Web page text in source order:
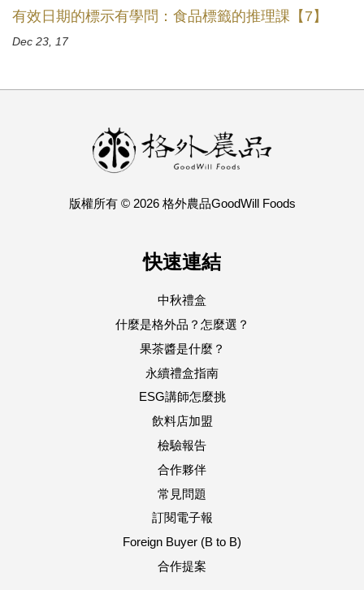
有效日期的標示有學問：食品標籤的推理課【7】
Dec 23, 17
版權所有 © 2026 格外農品GoodWill Foods
快速連結
中秋禮盒
什麼是格外品？怎麼選？
果茶醬是什麼？
永續禮盒指南
ESG講師怎麼挑
飲料店加盟
檢驗報告
合作夥伴
常見問題
訂閱電子報
Foreign Buyer (B to B)
合作提案